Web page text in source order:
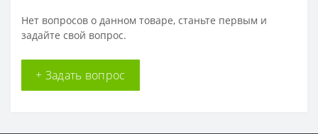
Нет вопросов о данном товаре, станьте первым и
задайте свой вопрос.
+ Задать вопрос